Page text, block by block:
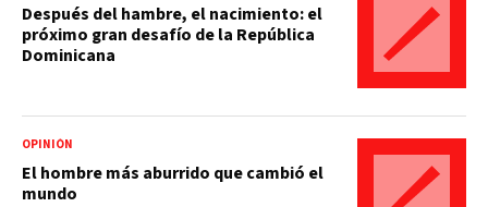
Después del hambre, el nacimiento: el
próximo gran desafío de la República
Dominicana
OPINIÓN
El hombre más aburrido que cambió el
mundo